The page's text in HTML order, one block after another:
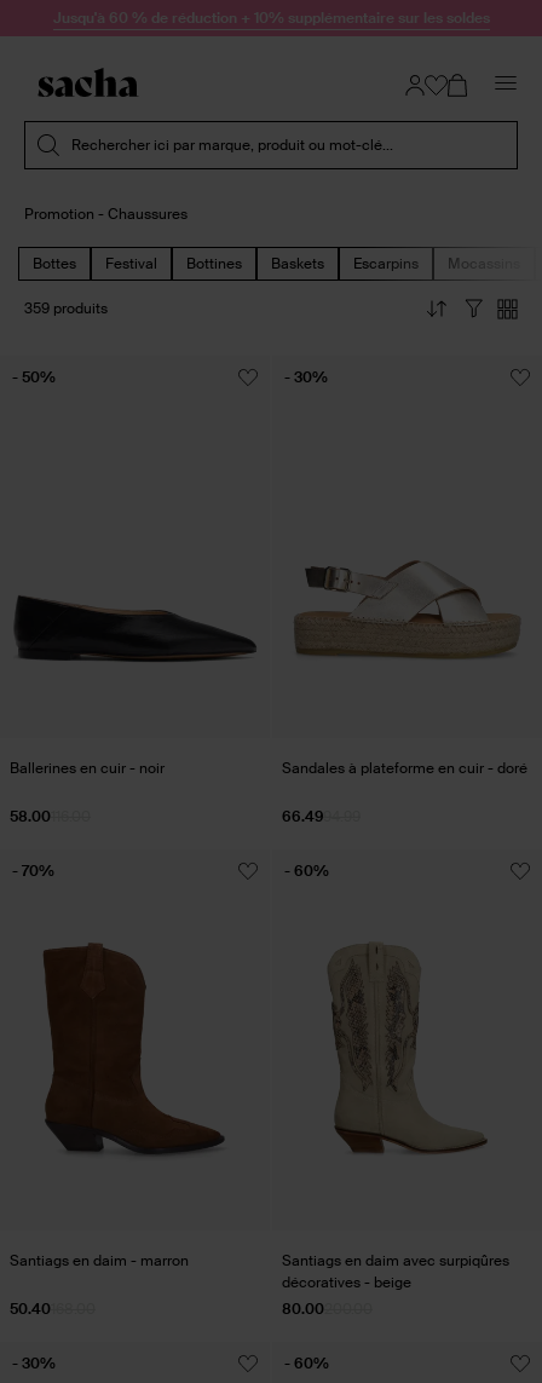
Passer au contenu
Jusqu'à 60 % de réduction + 10% supplémentaire sur les soldes
Rechercher ici par marque, produit ou mot-clé...
Promotion - Chaussures
Bottes Festival Bottines Baskets Escarpins Mocassins
359 produits
Ballerines en cuir - noir
58.00
- 50%
Sandales à plateforme en cuir - doré
66.49
- 30%
Santiags en daim - marron
50.40
- 70%
Santiags en daim avec surpiqûres
décoratives - beige
80.00
- 60%
- 30% - 60%